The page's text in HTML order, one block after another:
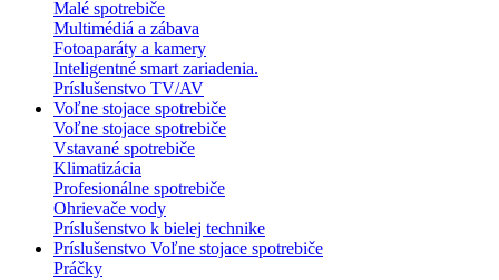
Malé spotrebiče
Multimédiá a zábava
Fotoaparáty a kamery
Inteligentné smart zariadenia.
Príslušenstvo TV/AV
Voľne stojace spotrebiče
Voľne stojace spotrebiče
Vstavané spotrebiče
Klimatizácia
Profesionálne spotrebiče
Ohrievače vody
Príslušenstvo k bielej technike
Príslušenstvo Voľne stojace spotrebiče
Práčky